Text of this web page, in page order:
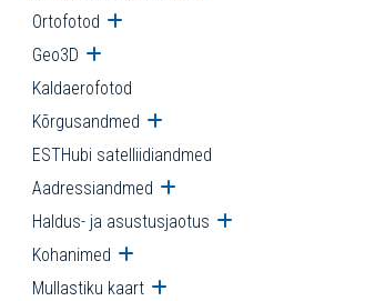
Ortofotod Ava alammenüü
Geo3D Ava alammenüü
Kaldaerofotod
Kõrgusandmed Ava alammenüü
ESTHubi satelliidiandmed
Aadressiandmed Ava alammenüü
Haldus- ja asustusjaotus Ava alammenüü
Kohanimed Ava alammenüü
Mullastiku kaart Ava alammenüü